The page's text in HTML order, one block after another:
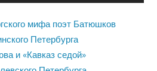
мифа поэт Батюшков
Петербурга
и «Кавказ седой»